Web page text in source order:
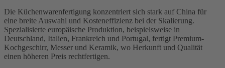
Die Küchenwarenfertigung konzentriert sich stark auf China für
eine breite Auswahl und Kosteneffizienz bei der Skalierung.
Spezialisierte europäische Produktion, beispielsweise in
Deutschland, Italien, Frankreich und Portugal, fertigt Premium-
Kochgeschirr, Messer und Keramik, wo Herkunft und Qualität
einen höheren Preis rechtfertigen.